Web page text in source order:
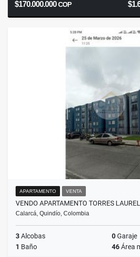
$170.000.000COP
APARTAMENTO VENTA
VENDO APARTAMENTO TORRES
Calarcá, Quindío, Colombia
3Alcobas 0Garaje
1 Baño 46Área